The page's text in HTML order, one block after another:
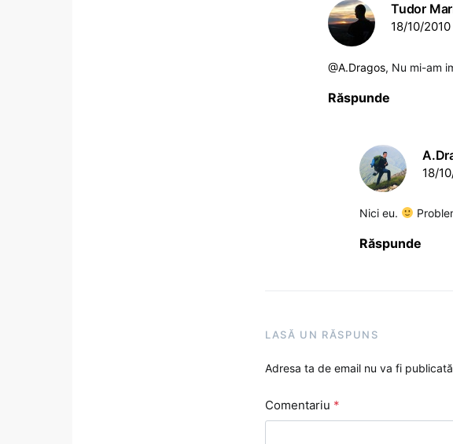
Tudor
18/10/
@A.Dragos, Nu mi-am
Răspunde
18/
Nici eu.
Răspunde
LASĂ UN RĂSPUNS
Adresa ta de email nu va fi
Comentariu *